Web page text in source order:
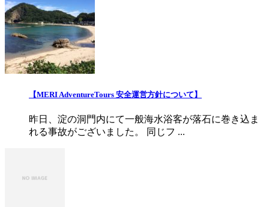
【MERI AdventureTours 安全運営方針について】
昨日、淀の洞門内にて一般海水浴客が落石に巻き込ま
れる事故がございました。 同じフ ...